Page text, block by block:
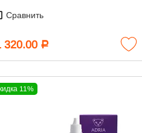
Сравнить
320.00 Р
11%